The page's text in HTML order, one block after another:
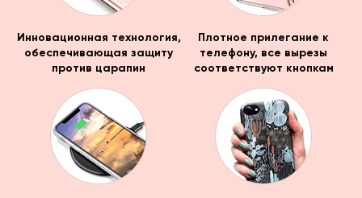
Инновационная технология,
обеспечивающая защиту
против царапин
Плотное прилегание к
телефону, все вырезы
соответствуют кнопкам